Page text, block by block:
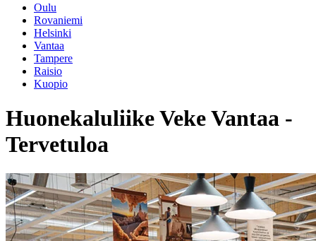
Oulu
Rovaniemi
Helsinki
Vantaa
Tampere
Raisio
Kuopio
Huonekaluliike Veke Vantaa -
Tervetuloa